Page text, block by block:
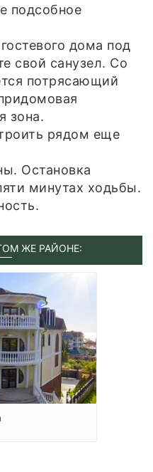
подсобное
дома под
свой санузел. Со
потрясающий
зона.
рядом еще
Остановка
минутах ходьбы.
ЖЕ РАЙОНЕ: